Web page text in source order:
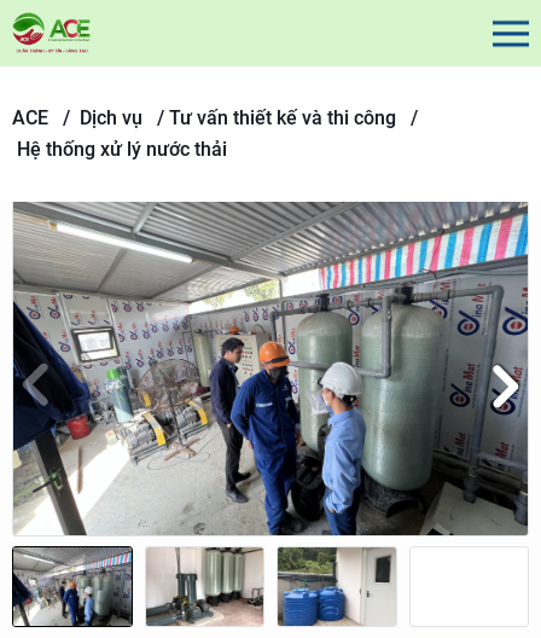
ACE / Dịch vụ / Tư vấn thiết kế và thi công /
Hệ thống xử lý nước thải